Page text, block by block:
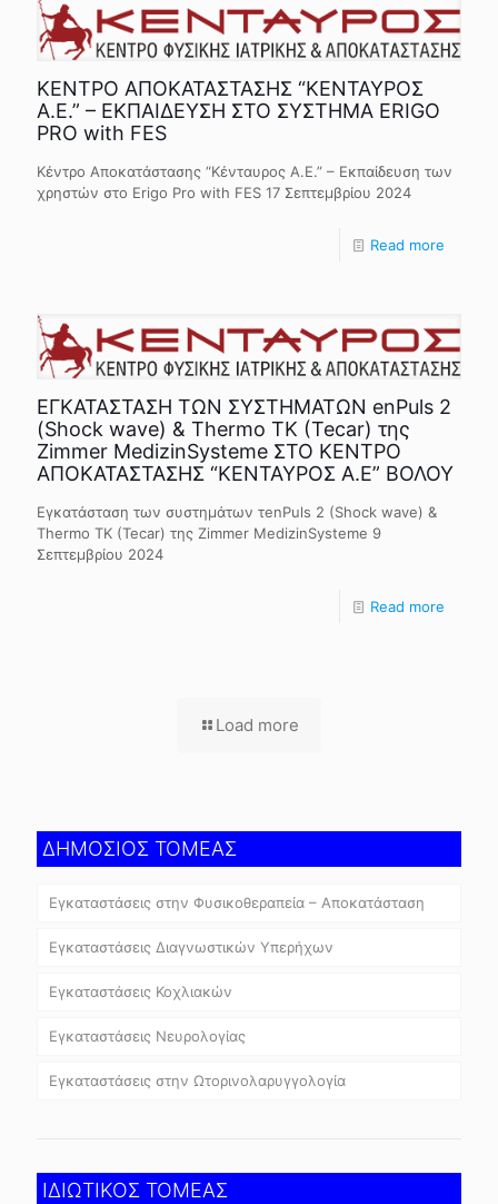
ΚΕΝΤΡΟ ΑΠΟΚΑΤΑΣΤΑΣΗΣ “ΚΕΝΤΑΥΡΟΣ
Α.Ε.” – ΕΚΠΑΙΔΕΥΣΗ ΣΤΟ ΣΥΣΤΗΜΑ ERIGO
PRO with FES
Κέντρο Αποκατάστασης “Κένταυρος Α.Ε.” – Εκπαίδευση των
χρηστών στο Erigo Pro with FES 17 Σεπτεμβρίου 2024
Read more
ΕΓΚΑΤΑΣΤΑΣΗ ΤΩΝ ΣΥΣΤΗΜΑΤΩΝ enPuls 2
(Shock wave) & Thermo TK (Tecar) της
Zimmer MedizinSysteme ΣΤΟ ΚΕΝΤΡΟ
ΑΠΟΚΑΤΑΣΤΑΣΗΣ “ΚΕΝΤΑΥΡΟΣ Α.Ε” ΒΟΛΟΥ
Εγκατάσταση των συστημάτων τenPuls 2 (Shock wave) &
Thermo TK (Tecar) της Zimmer MedizinSysteme 9
Σεπτεμβρίου 2024
Read more
Load more
ΔΗΜΟΣΙΟΣ ΤΟΜΕΑΣ
Εγκαταστάσεις στην Φυσικοθεραπεία – Αποκατάσταση
Εγκαταστάσεις Διαγνωστικών Υπερήχων
Εγκαταστάσεις Κοχλιακών
Εγκαταστάσεις Νευρολογίας
Εγκαταστάσεις στην Ωτορινολαρυγγολογία
ΙΔΙΩΤΙΚΟΣ ΤΟΜΕΑΣ